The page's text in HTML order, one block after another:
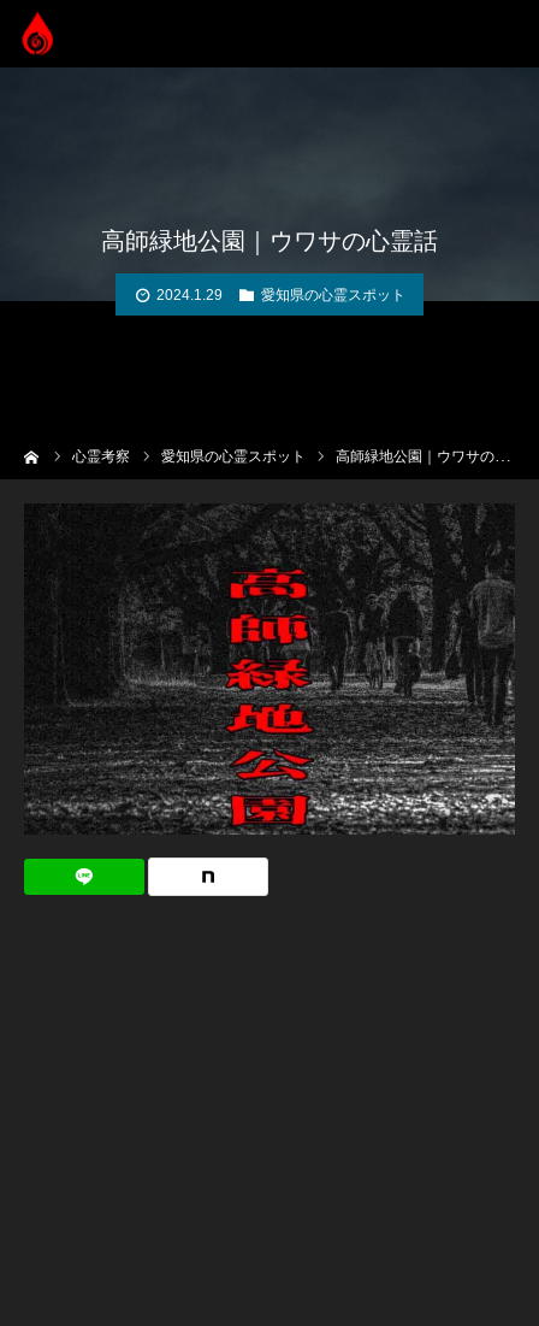
高師緑地公園｜ウワサの心霊話
2024.1.29 愛知県の心霊スポット
心霊考察 愛知県の心霊スポット 高師緑地公園｜ウワサの心霊話